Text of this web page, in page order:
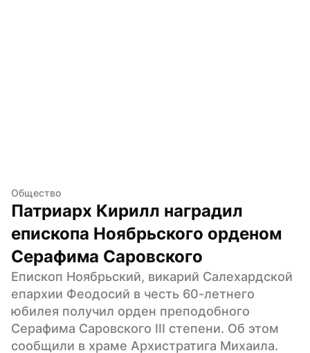
Общество
Патриарх Кирилл наградил
епископа Ноябрьского орденом
Серафима Саровского
Епископ Ноябрьский, викарий Салехардской
епархии Феодосий в честь 60-летнего
юбилея получил орден преподобного
Серафима Саровского III степени. Об этом
сообщили в храме Архистратига Михаила.